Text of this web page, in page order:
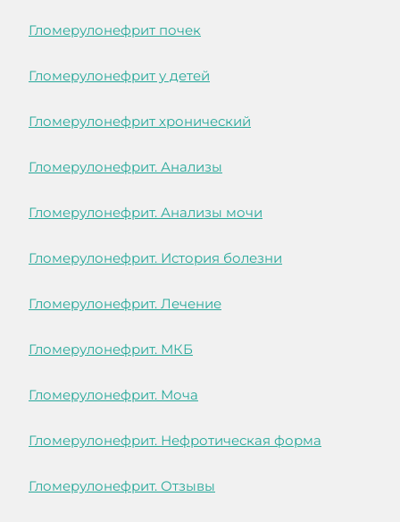
Гломерулонефрит почек
Гломерулонефрит у детей
Гломерулонефрит хронический
Гломерулонефрит. Анализы
Гломерулонефрит. Анализы мочи
Гломерулонефрит. История болезни
Гломерулонефрит. Лечение
Гломерулонефрит. МКБ
Гломерулонефрит. Моча
Гломерулонефрит. Нефротическая форма
Гломерулонефрит. Отзывы